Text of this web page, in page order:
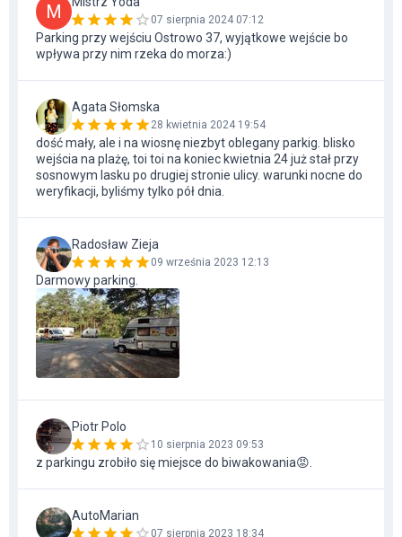
M 07 sierpnia 2024 07:12
Parking przy wejściu Ostrowo 37, wyjątkowe wejście bo
wpływa przy nim rzeka do morza:)
Agata Słomska
28 kwietnia 2024 19:54
dość mały, ale i na wiosnę niezbyt oblegany parkig. blisko
wejścia na plażę, toi toi na koniec kwietnia 24 już stał przy
sosnowym lasku po drugiej stronie ulicy. warunki nocne do
weryfikacji, byliśmy tylko pół dnia.
Radosław Zieja
09 września 2023 12:13
Darmowy parking.
Piotr Polo
10 sierpnia 2023 09:53
z parkingu zrobiło się miejsce do biwakowania😡.
AutoMarian
07 sierpnia 2023 18:34